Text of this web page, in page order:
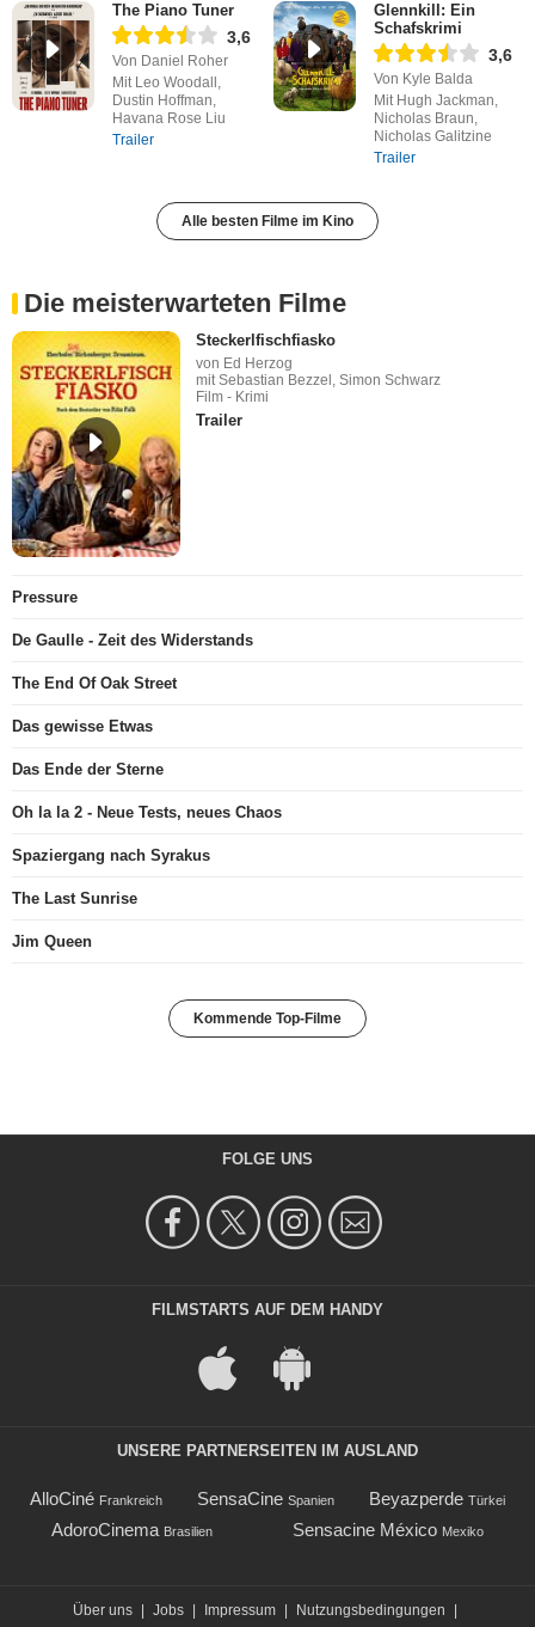
The Piano Tuner
3,6
Von Daniel Roher
Mit Leo Woodall,
Dustin Hoffman,
Havana Rose Liu
Trailer
Glennkill: Ein
Schafskrimi
3,6
Von Kyle Balda
Mit Hugh Jackman,
Nicholas Braun,
Nicholas Galitzine
Trailer
Alle besten Filme im Kino
Die meisterwarteten Filme
Steckerlfischfiasko
von Ed Herzog
mit Sebastian Bezzel, Simon Schwarz
Film - Krimi
Trailer
Pressure
De Gaulle - Zeit des Widerstands
The End Of Oak Street
Das gewisse Etwas
Das Ende der Sterne
Oh la la 2 - Neue Tests, neues Chaos
Spaziergang nach Syrakus
The Last Sunrise
Jim Queen
Kommende Top-Filme
FOLGE UNS
FILMSTARTS AUF DEM HANDY
UNSERE PARTNERSEITEN IM AUSLAND
AlloCiné Frankreich SensaCine Spanien Beyazperde Türkei
AdoroCinema Brasilien Sensacine México Mexiko
Über uns | Jobs | Impressum | Nutzungsbedingungen
|